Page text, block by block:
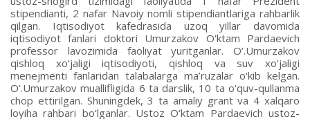
stipendianti, 2 nafar Navoiy nomli stipendiantlariga rahbarlik
qilgan. Iqtisodiyot kafedrasida uzoq yillar davomida
iqtisodiyot fanlari doktori Umurzakov O‘ktam Pardaevich
professor lavozimida faoliyat yuritganlar. O‘.Umurzakov
qishloq xo‘jaligi iqtisodiyoti, qishloq va suv xo‘jaligi
menejmenti fanlaridan talabalarga ma’ruzalar o‘kib kelgan.
O‘.Umurzakov muallifligida 6 ta darslik, 10 ta o‘quv-qullanma
chop ettirilgan. Shuningdek, 3 ta amaliy grant va 4 xalqaro
loyiha rahbari bo‘lganlar. Ustoz O‘ktam Pardaevich ustoz-